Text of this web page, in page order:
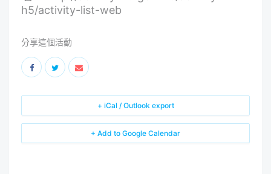
h5/activity-list-web
分享這個活動
+ Add to Google Calendar
+ iCal / Outlook export